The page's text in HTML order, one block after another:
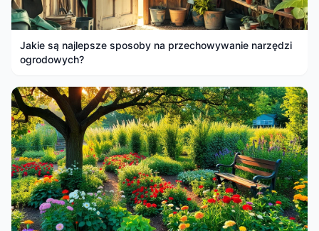
Jakie są najlepsze sposoby na przechowywanie narzędzi
ogrodowych?